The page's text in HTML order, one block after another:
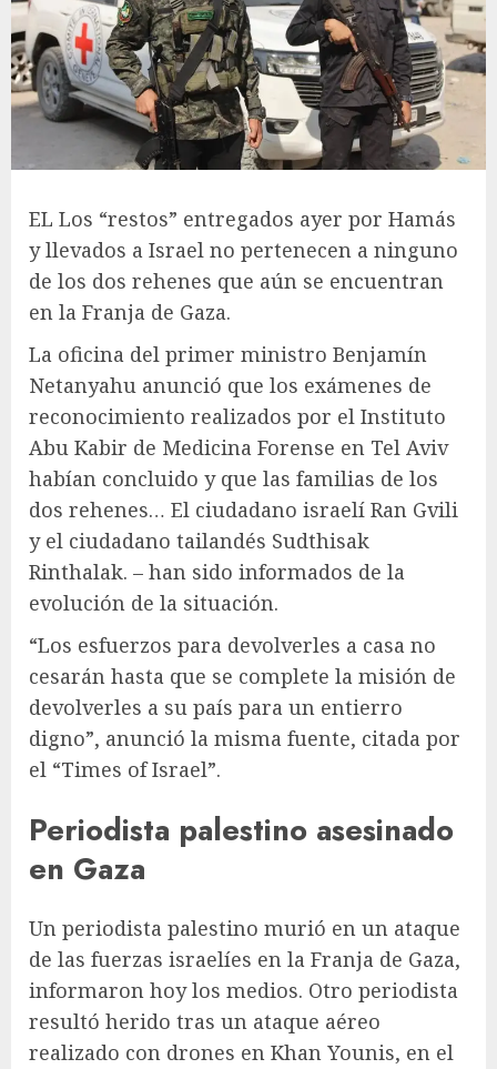
EL Los “restos” entregados ayer por Hamás
y llevados a Israel no pertenecen a ninguno
de los dos rehenes que aún se encuentran
en la Franja de Gaza.
La oficina del primer ministro Benjamín
Netanyahu anunció que los exámenes de
reconocimiento realizados por el Instituto
Abu Kabir de Medicina Forense en Tel Aviv
habían concluido y que las familias de los
dos rehenes… El ciudadano israelí Ran Gvili
y el ciudadano tailandés Sudthisak
Rinthalak. – han sido informados de la
evolución de la situación.
“Los esfuerzos para devolverles a casa no
cesarán hasta que se complete la misión de
devolverles a su país para un entierro
digno”, anunció la misma fuente, citada por
el “Times of Israel”.
Periodista palestino asesinado
en Gaza
Un periodista palestino murió en un ataque
de las fuerzas israelíes en la Franja de Gaza,
informaron hoy los medios. Otro periodista
resultó herido tras un ataque aéreo
realizado con drones en Khan Younis, en el